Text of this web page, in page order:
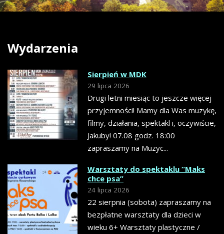
Wydarzenia
Sierpień w MDK
29 lipca 2026
Drugi letni miesiąc to jeszcze więcej
przyjemności! Mamy dla Was muzykę,
filmy, działania, spektakl i, oczywiście,
Jakuby! 07.08 godz. 18:00
zapraszamy na Muzyc...
Warsztaty do spektaklu “Maks
chce psa”
24 lipca 2026
22 sierpnia (sobota) zapraszamy na
bezpłatne warsztaty dla dzieci w
wieku 6+ Warsztaty plastyczne /